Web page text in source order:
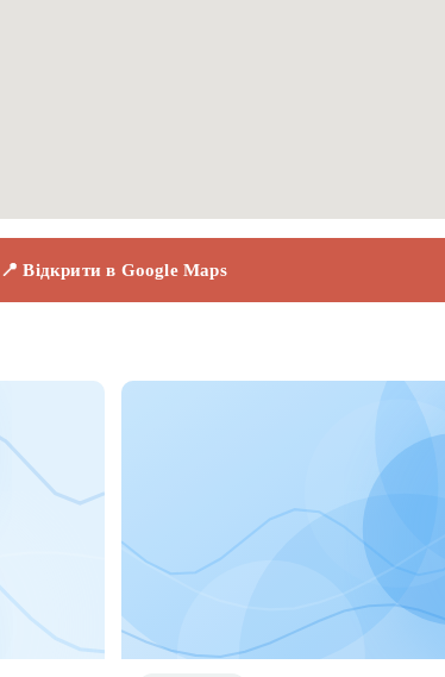
📍 Відкрити в Google Maps